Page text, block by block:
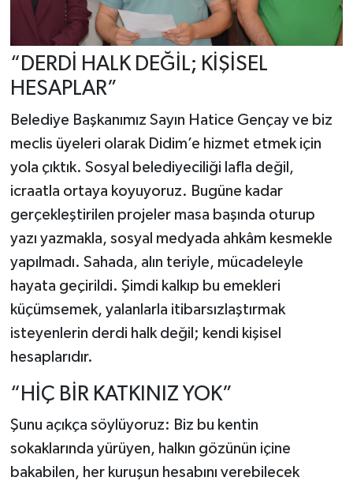
“DERDİ HALK DEĞİL; KİŞİSEL
HESAPLAR”
Belediye Başkanımız Sayın Hatice Gençay ve biz
meclis üyeleri olarak Didim’e hizmet etmek için
yola çıktık. Sosyal belediyeciliği lafla değil,
icraatla ortaya koyuyoruz. Bugüne kadar
gerçekleştirilen projeler masa başında oturup
yazı yazmakla, sosyal medyada ahkâm kesmekle
yapılmadı. Sahada, alın teriyle, mücadeleyle
hayata geçirildi. Şimdi kalkıp bu emekleri
küçümsemek, yalanlarla itibarsızlaştırmak
isteyenlerin derdi halk değil; kendi kişisel
hesaplarıdır.
“HİÇ BİR KATKINIZ YOK”
Şunu açıkça söylüyoruz: Biz bu kentin
sokaklarında yürüyen, halkın gözünün içine
bakabilen, her kuruşun hesabını verebilecek